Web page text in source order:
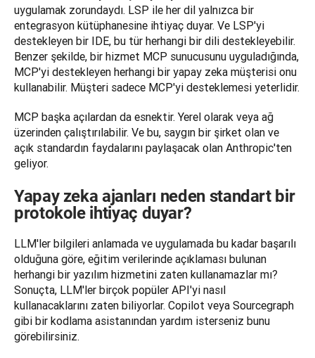
uygulamak zorundaydı. LSP ile her dil yalnızca bir
entegrasyon kütüphanesine ihtiyaç duyar. Ve LSP'yi
destekleyen bir IDE, bu tür herhangi bir dili destekleyebilir.
Benzer şekilde, bir hizmet MCP sunucusunu uyguladığında,
MCP'yi destekleyen herhangi bir yapay zeka müşterisi onu
kullanabilir. Müşteri sadece MCP'yi desteklemesi yeterlidir.
MCP başka açılardan da esnektir. Yerel olarak veya ağ
üzerinden çalıştırılabilir. Ve bu, saygın bir şirket olan ve
açık standardın faydalarını paylaşacak olan Anthropic'ten
geliyor.
Yapay zeka ajanları neden standart bir
protokole ihtiyaç duyar?
LLM'ler bilgileri anlamada ve uygulamada bu kadar başarılı
olduğuna göre, eğitim verilerinde açıklaması bulunan
herhangi bir yazılım hizmetini zaten kullanamazlar mı?
Sonuçta, LLM'ler birçok popüler API'yi nasıl
kullanacaklarını zaten biliyorlar. Copilot veya Sourcegraph
gibi bir kodlama asistanından yardım isterseniz bunu
görebilirsiniz.